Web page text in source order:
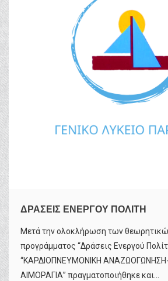
ΔΡΑΣΕΙΣ ΕΝΕΡΓΟΥ ΠΟΛΙΤΗ
Μετά την ολοκλήρωση των
προγράμματος “Δράσεις Ενεργού
“ΚΑΡΔΙΟΠΝΕΥΜΟΝΙΚΗ ΑΝΑΖΩΟΓΩΝΗΣΗ-
ΑΙΜΟΡΑΓΙΑ” πραγματοποιήθηκε και...